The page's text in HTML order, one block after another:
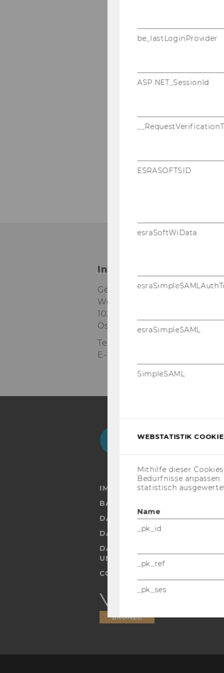
Institut für
Gebäude D4, Ebene 2
Welthandelsplatz 1
1020
Österreich
Tel:
E-Mail:
IMPRESSUM
DATENSCHUTZERKLÄRUNG
DATENSCHUTZERKLÄRUNG
DATENSCHUTZERKLÄRUNG
UND STUDIERENDE
COOKIE EINSTELLUNGEN
Barrierefreiheitserklärung
Webseite
be_lastLoginProvider
ASP.NET_SessionId
ESRASOFTSID
esraSoftWiData
esraSimpleSAML
SimpleSAML
WEBSTATISTIK
Mithilfe dieser
Bedürfnisse
statistisch
Name
_pk_id
_pk_ref
_pk_ses